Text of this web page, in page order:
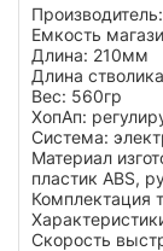
Емкость
Длина: 210мм
Длина
Вес: 560гр
ХопАп:
Система:
Материал
пластик ABS,
Комплектация
Скорость